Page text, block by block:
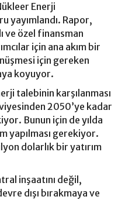
Enerji
yayımlandı. Rapor,
ve özel finansman
için ana akım bir
için gereken
koyuyor.
talebinin karşılanması
2050’ye kadar
Bunun için de yılda
yapılması gerekiyor.
dolarlık bir yatırım
inşaatını değil,
dışı bırakmaya ve